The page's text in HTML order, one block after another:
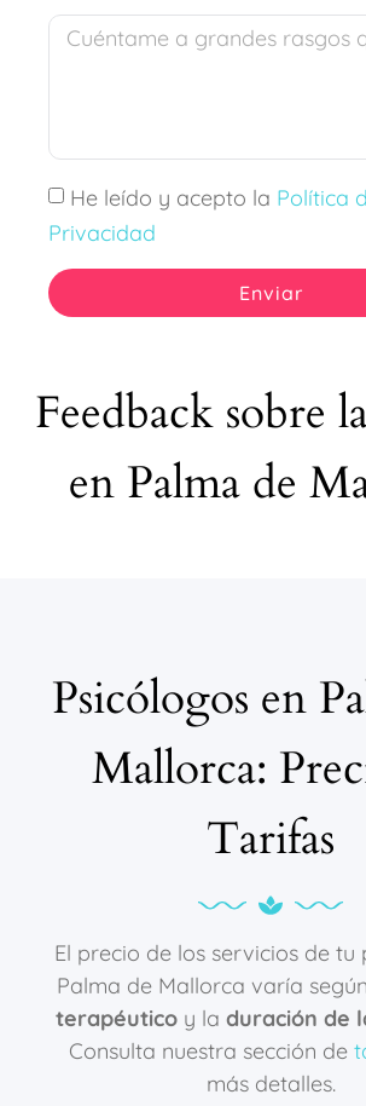
He leído y acepto la Política
Privacidad
Enviar
Feedback sobre
en Palma de
Psicólogos en
Mallorca:
Tarifas
El precio de los servicios de tu
Palma de Mallorca varía
terapéuticoy la duración de
Consulta nuestra sección de
más detalles.